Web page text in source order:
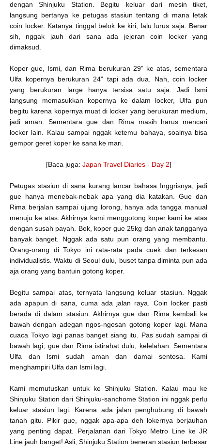
dengan Shinjuku Station. Begitu keluar dari mesin tiket,
langsung bertanya ke petugas stasiun tentang di mana letak
coin locker. Katanya tinggal belok ke kiri, lalu lurus saja. Benar
sih, nggak jauh dari sana ada jejeran coin locker yang
dimaksud.
Koper gue, Ismi, dan Rima berukuran 29” ke atas, sementara
Ulfa kopernya berukuran 24” tapi ada dua. Nah, coin locker
yang berukuran large hanya tersisa satu saja. Jadi Ismi
langsung memasukkan kopernya ke dalam locker, Ulfa pun
begitu karena kopernya muat di locker yang berukuran medium,
jadi aman. Sementara gue dan Rima masih harus mencari
locker lain. Kalau sampai nggak ketemu bahaya, soalnya bisa
gempor geret koper ke sana ke mari.
[Baca juga: Japan Travel Diaries - Day 2]
Petugas stasiun di sana kurang lancar bahasa Inggrisnya, jadi
gue hanya menebak-nebak apa yang dia katakan. Gue dan
Rima berjalan sampai ujung lorong, hanya ada tangga manual
menuju ke atas. Akhirnya kami menggotong koper kami ke atas
dengan susah payah. Bok, koper gue 25kg dan anak tangganya
banyak banget. Nggak ada satu pun orang yang membantu.
Orang-orang di Tokyo ini rata-rata pada cuek dan terkesan
individualistis. Waktu di Seoul dulu, buset tanpa diminta pun ada
aja orang yang bantuin gotong koper.
Begitu sampai atas, ternyata langsung keluar stasiun. Nggak
ada apapun di sana, cuma ada jalan raya. Coin locker pasti
berada di dalam stasiun. Akhirnya gue dan Rima kembali ke
bawah dengan adegan ngos-ngosan gotong koper lagi. Mana
cuaca Tokyo lagi panas banget siang itu. Pas sudah sampai di
bawah lagi, gue dan Rima istirahat dulu, kelelahan. Sementara
Ulfa dan Ismi sudah aman dan damai sentosa. Kami
menghampiri Ulfa dan Ismi lagi.
Kami memutuskan untuk ke Shinjuku Station. Kalau mau ke
Shinjuku Station dari Shinjuku-sanchome Station ini nggak perlu
keluar stasiun lagi. Karena ada jalan penghubung di bawah
tanah gitu. Pikir gue, nggak apa-apa deh lokernya berjauhan
yang penting dapat. Perjalanan dari Tokyo Metro Line ke JR
Line jauh banget! Asli, Shinjuku Station beneran stasiun terbesar